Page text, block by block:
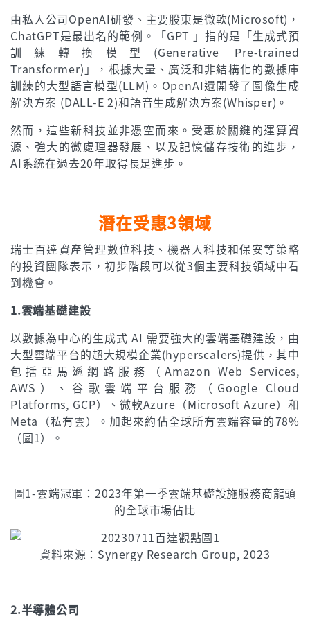
由私人公司OpenAI研發、主要股東是微軟(Microsoft)，
ChatGPT是最出名的範例。「GPT 」指的是「生成式預
訓練轉換模型(Generative Pre-trained
Transformer)」，根據大量、廣泛和非結構化的數據庫
訓練的大型語言模型(LLM)。OpenAI還開發了圖像生成
解決方案 (DALL-E 2)和語音生成解決方案(Whisper)。
然而，這些新科技並非憑空而來。受惠於關鍵的運算資
源、強大的微處理器發展、以及記憶儲存技術的進步，
AI系統在過去20年取得長足進步。
潛在受惠3領域
瑞士百達資產管理數位科技、機器人科技和保安等策略
的投資團隊表示，初步階段可以從3個主要科技領域中看
到機會。
1.雲端基礎建設
以數據為中心的生成式 AI 需要強大的雲端基礎建設，由
大型雲端平台的超大規模企業(hyperscalers)提供，其中
包括亞馬遜網路服務（Amazon Web Services,
AWS）、谷歌雲端平台服務（Google Cloud
Platforms, GCP）、微軟Azure（Microsoft Azure）和
Meta（私有雲）。加起來約佔全球所有雲端容量的78%
（圖1）。
圖1-雲端冠軍：2023年第一季雲端基礎設施服務商龍頭
的全球市場佔比
資料來源：Synergy Research Group, 2023
2.半導體公司